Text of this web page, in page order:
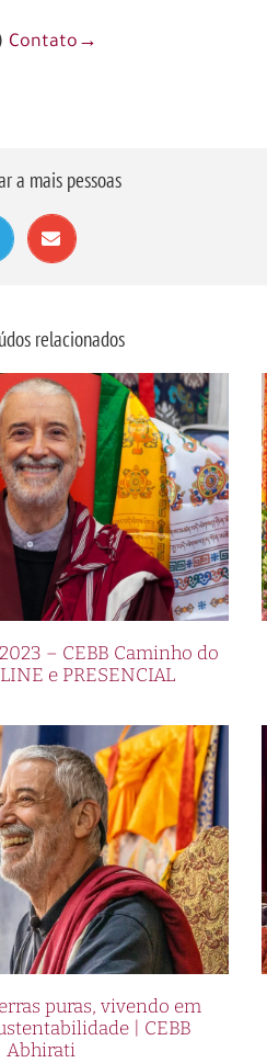
Contato→
a mais pessoas
relacionados
– CEBB Caminho do
e PRESENCIAL
puras, vivendo em
| CEBB
Abhirati